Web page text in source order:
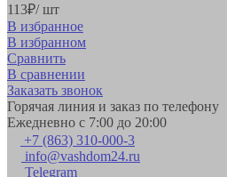
113₽/ шт
В избранное
В избранном
Сравнить
В сравнении
Заказать звонок
Горячая линия и заказ по телефону
Ежедневно с 7:00 до 20:00
+7 (863) 310-000-3
info@vashdom24.ru
Telegram